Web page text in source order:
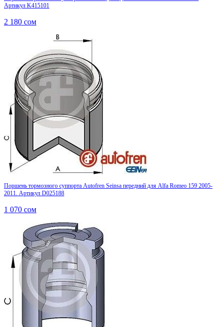
Артикул K415101
2 180 сом
Поршень тормозного суппорта Autofren Seinsa передний для Alfa Romeo 159 2005-
2011. Артикул D025188
1 070 сом